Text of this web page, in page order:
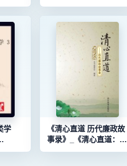
学
《清心直道 历代廉政故
事录》_《清心直道：历
代廉政故事录》编委会